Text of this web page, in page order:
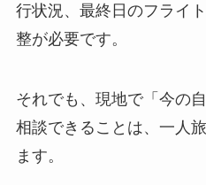
行状況、最終日のフライ
整が必要です。
それでも、現地で「今の
相談できることは、一人
ます。